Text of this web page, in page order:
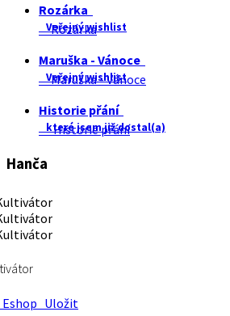
Rozárka
Veřejný wishlist
Rozárka
Maruška - Vánoce
Veřejný wishlist
Maruška - Vánoce
Historie přání
které jsem již dostal(a)
Historie přání
Hanča
Uložit